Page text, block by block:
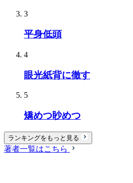
3
平身低頭
4
眼光紙背に徹す
5
矯めつ眇めつ
ランキングをもっと見る
著者一覧はこちら